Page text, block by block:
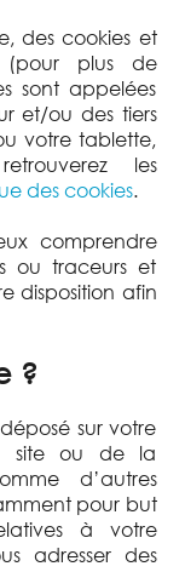
des cookies et
(pour plus de
sont appelées
et/ou des tiers
votre tablette,
les
des cookies.
comprendre
ou traceurs et
disposition afin
?
sur votre
site ou de la
d’autres
pour but
à votre
adresser des